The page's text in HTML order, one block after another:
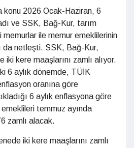
konu 2026 Ocak-Haziran, 6
ve SSK, Bağ-Kur, tarım
ile memur emeklilerinin
da netleşti. SSK, Bağ-Kur,
iki kere maaşlarını zamlı alıyor.
6 aylık dönemde, TÜİK
oranına göre
6 aylık enflasyona göre
temmuz ayında
zamlı alacak.
iki kere maaşlarını zamlı